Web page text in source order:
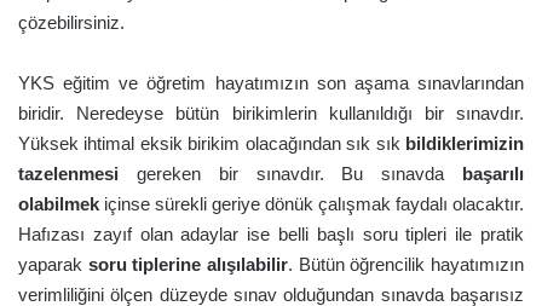
çözebilirsiniz.
YKS eğitim ve öğretim hayatımızın son aşama sınavlarından
biridir. Neredeyse bütün birikimlerin kullanıldığı bir sınavdır.
Yüksek ihtimal eksik birikim olacağından sık sık bildiklerimizin
tazelenmesi gereken bir sınavdır. Bu sınavda başarılı
olabilmek içinse sürekli geriye dönük çalışmak faydalı olacaktır.
Hafızası zayıf olan adaylar ise belli başlı soru tipleri ile pratik
yaparak soru tiplerine alışılabilir. Bütün öğrencilik hayatımızın
verimliliğini ölçen düzeyde sınav olduğundan sınavda başarısız